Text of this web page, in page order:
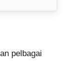
pelbagai